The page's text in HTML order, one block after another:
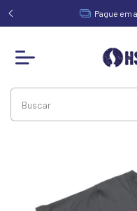
de Pague em